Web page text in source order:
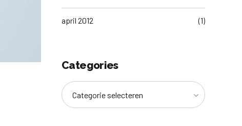
april 2012 (1)
Categories
Categorie selecteren